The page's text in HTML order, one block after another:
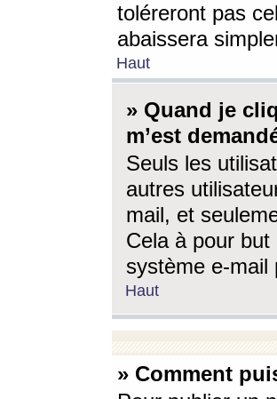
toléreront pas
abaissera
Haut
» Quand je
m’est
Seuls les
autres
mail, et
Cela à pour but
système e-mail
Haut
» Comment